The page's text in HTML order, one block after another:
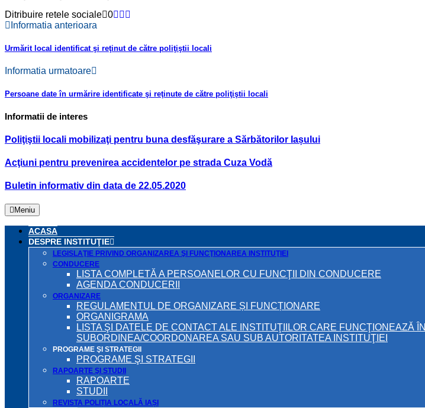
Ditribuire retele sociale 0
Informatia anterioara
Urmărit local identificat şi reţinut de către poliţiştii locali
Informatia urmatoare
Persoane date în urmărire identificate şi reţinute de către poliţiştii locali
Informatii de interes
Poliţiştii locali mobilizaţi pentru buna desfăşurare a Sărbătorilor Iașului
Acţiuni pentru prevenirea accidentelor pe strada Cuza Vodă
Buletin informativ din data de 22.05.2020
Meniu
ACASA
DESPRE INSTITUŢIE
LEGISLAŢIE PRIVIND ORGANIZAREA ŞI FUNCŢIONAREA INSTITUŢIEI
CONDUCERE
LISTA COMPLETĂ A PERSOANELOR CU FUNCŢII DIN CONDUCERE
AGENDA CONDUCERII
ORGANIZARE
REGULAMENTUL DE ORGANIZARE ȘI FUNCȚIONARE
ORGANIGRAMA
LISTA ŞI DATELE DE CONTACT ALE INSTITUŢIILOR CARE FUNCŢIONEAZĂ ÎN
SUBORDINEA/COORDONAREA SAU SUB AUTORITATEA INSTITUŢIEI
PROGRAME ŞI STRATEGII
PROGRAME ŞI STRATEGII
RAPOARTE ŞI STUDII
RAPOARTE
STUDII
REVISTA POLIȚIA LOCALĂ IAȘI